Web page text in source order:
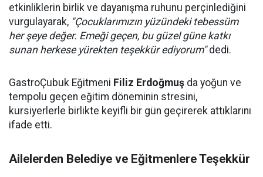
etkinliklerin birlik ve dayanışma ruhunu perçinlediğini
vurgulayarak, "Çocuklarımızın yüzündeki tebessüm
her şeye değer. Emeği geçen, bu güzel güne katkı
sunan herkese yürekten teşekkür ediyorum"dedi.
GastroÇubuk Eğitmeni Filiz Erdoğmuş da yoğun ve
tempolu geçen eğitim döneminin stresini,
kursiyerlerle birlikte keyifli bir gün geçirerek attıklarını
ifade etti.
Ailelerden Belediye ve Eğitmenlere Teşekkür